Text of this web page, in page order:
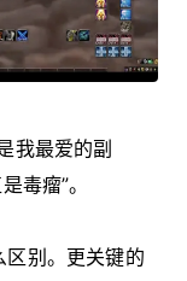
我最爱的副
毒瘤”。
区别。更关键的